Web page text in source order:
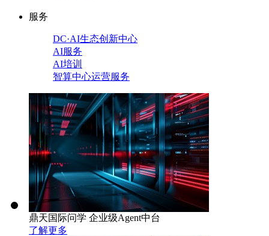
服务
DC·AI生态创新中心
AI服务
AI培训
智算中心运营服务
鼎天国际问学 企业级Agent中台
了解更多